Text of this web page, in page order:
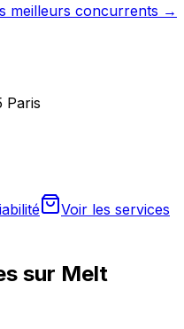
meilleurs concurrents →
Paris
Voir les services
sur Melt